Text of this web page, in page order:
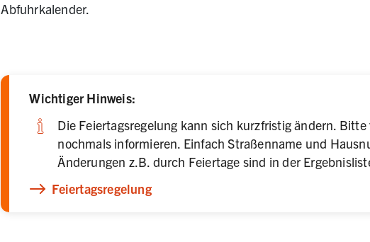
Abfuhrkalender.
Wichtiger Hinweis:
Die Feiertagsregelung kann sich kurzfristig ändern.
nochmals informieren. Einfach Straßenname und
Änderungen z.B. durch Feiertage sind in der
Feiertagsregelung